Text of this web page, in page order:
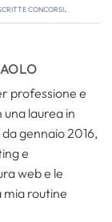
concorsi.
professione e
laurea in
gennaio 2016,
e
web e le
mia routine